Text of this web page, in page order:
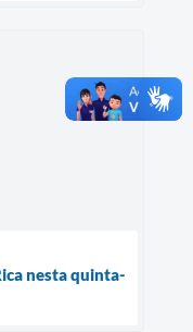
nesta quinta-